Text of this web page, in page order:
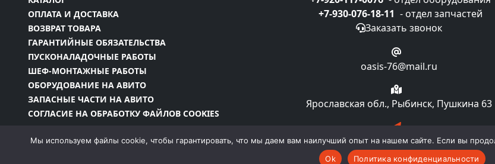
ОПЛАТА И ДОСТАВКА
ВОЗВРАТ ТОВАРА
ГАРАНТИЙНЫЕ ОБЯЗАТЕЛЬСТВА
ПУСКОНАЛАДОЧНЫЕ РАБОТЫ
ШЕФ-МОНТАЖНЫЕ РАБОТЫ
ОБОРУДОВАНИЕ НА АВИТО
ЗАПАСНЫЕ ЧАСТИ НА АВИТО
СОГЛАСИЕ НА ОБРАБОТКУ ФАЙЛОВ COOKIES
+7-930-076-18-11 - отдел запчастей
Заказать звонок
oasis-76@mail.ru
Ярославская обл., Рыбинск, Пушкина 63
Подписка на рассылку
Мы используем файлы cookie, чтобы гарантировать, что мы даем вам наилучший опыт на нашем сайте. Если вы
Ok
Политика конфиденциальности